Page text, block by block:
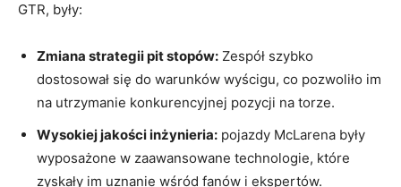
GTR, były:
Zmiana strategii pit stopów: Zespół szybko
dostosował się do warunków wyścigu, co pozwoliło im
na utrzymanie konkurencyjnej pozycji na torze.
Wysokiej jakości inżynieria: pojazdy McLarena były
wyposażone w zaawansowane technologie, które
zyskały im uznanie wśród fanów i ekspertów.